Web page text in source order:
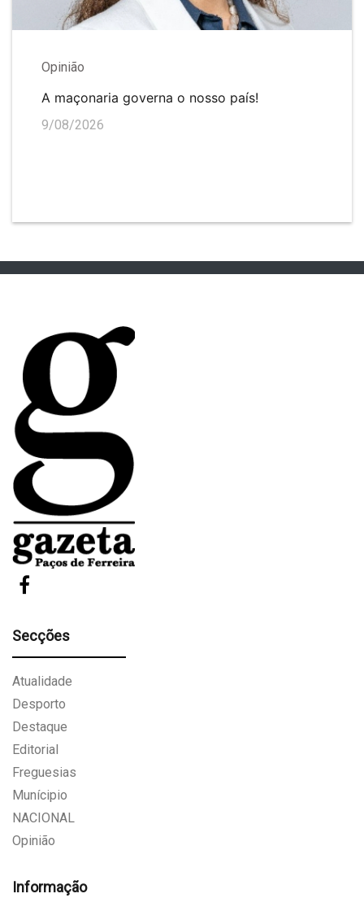
Opinião
A maçonaria governa o nosso país!
9/08/2026
Secções
Atualidade
Desporto
Destaque
Editorial
Freguesias
Munícipio
NACIONAL
Opinião
Informação